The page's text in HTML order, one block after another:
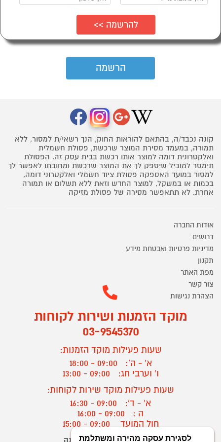
קונה נכבד/ה, בהתאם להוראות החוק, הנך רשאי/ת למסור, ללא
תמורה, במעמד מסירת המוצר שרכשת, פסולת חשמלית
ואלקטרונית דומה למוצר אותו רכשת בבית עסק זה. הפסולת
תימסר למוביל שיספק לך את המוצר שרכשת ומחובתו לאפשר לך
למסור במועד האספקה פסולת ציוד חשמלי ואלקטרוני דומה,
בכמות או במשקל, למוצר החדש וזאת ללא תשלום או תמורה
אחרת. לא תתאפשר מסירה של פסולת מזיקה
אודות החברה
דרושים
מדיניות פרטיות ואבטחת מידע
תקנון
מפת האתר
צור קשר
הצהרת נגישות
מוקד הזמנות ושירות לקוחות
03-9545370
שעות פעילות מוקד הזמנות:
א' - ה':
09:00 - 18:00
ו' וערבי חג:
09:00 - 13:00
שעות פעילות מוקד שירות לקוחות:
א' - ד':
09:00 - 16:30
ה :
09:00 - 16:00
חול המועד
? יצירת קשר/ביטול הזמנה